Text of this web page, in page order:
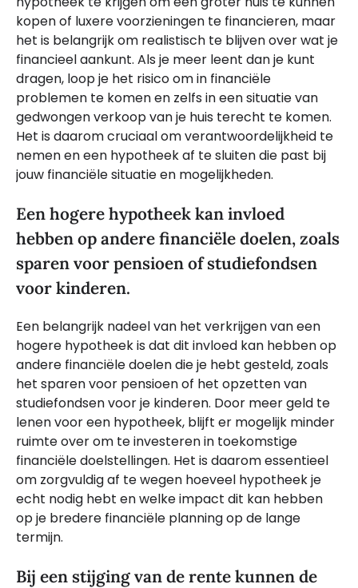
kopen of luxere voorzieningen te financieren, maar
het is belangrijk om realistisch te blijven over wat je
financieel aankunt. Als je meer leent dan je kunt
dragen, loop je het risico om in financiële
problemen te komen en zelfs in een situatie van
gedwongen verkoop van je huis terecht te komen.
Het is daarom cruciaal om verantwoordelijkheid te
nemen en een hypotheek af te sluiten die past bij
jouw financiële situatie en mogelijkheden.
Een hogere hypotheek kan invloed
hebben op andere financiële doelen, zoals
sparen voor pensioen of studiefondsen
voor kinderen.
Een belangrijk nadeel van het verkrijgen van een
hogere hypotheek is dat dit invloed kan hebben op
andere financiële doelen die je hebt gesteld, zoals
het sparen voor pensioen of het opzetten van
studiefondsen voor je kinderen. Door meer geld te
lenen voor een hypotheek, blijft er mogelijk minder
ruimte over om te investeren in toekomstige
financiële doelstellingen. Het is daarom essentieel
om zorgvuldig af te wegen hoeveel hypotheek je
echt nodig hebt en welke impact dit kan hebben
op je bredere financiële planning op de lange
termijn.
Bij een stijging van de rente kunnen de